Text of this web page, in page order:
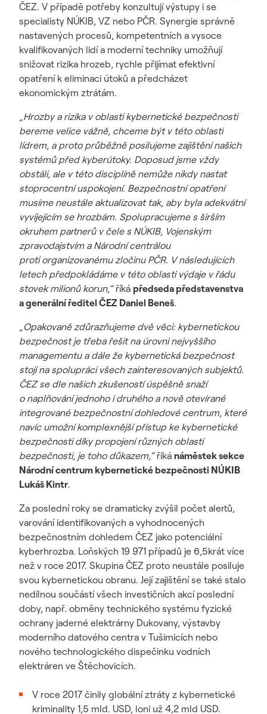
ČEZ. V případě potřeby konzultují výstupy i se
specialisty NÚKIB, VZ nebo PČR. Synergie správně
nastavených procesů, kompetentních a vysoce
kvalifikovaných lidí a moderní techniky umožňují
snižovat rizika hrozeb, rychle přijímat efektivní
opatření k eliminaci útoků a předcházet
ekonomickým ztrátám.
„Hrozby a rizika v oblasti kybernetické bezpečnosti
bereme velice vážně, chceme být v této oblasti
lídrem, a proto průběžně posilujeme zajištění našich
systémů před kyberútoky. Doposud jsme vždy
obstáli, ale v této disciplíně nemůže nikdy nastat
stoprocentní uspokojení. Bezpečnostní opatření
musíme neustále aktualizovat tak, aby byla adekvátní
vyvíjejícím se hrozbám. Spolupracujeme s širším
okruhem partnerů v čele s NÚKIB, Vojenským
zpravodajstvím a Národní centrálou
proti organizovanému zločinu PČR. V následujících
letech předpokládáme v této oblasti výdaje v řádu
stovek milionů korun,“říká předseda představenstva
a generální ředitel ČEZ Daniel Beneš.
„Opakovaně zdůrazňujeme dvě věci: kybernetickou
bezpečnost je třeba řešit na úrovni nejvyššího
managementu a dále že kybernetická bezpečnost
stojí na spolupráci všech zainteresovaných subjektů.
ČEZ se dle našich zkušeností úspěšně snaží
o naplňování jednoho i druhého a nově otevírané
integrované bezpečnostní dohledové centrum, které
navíc umožní komplexnější přístup ke kybernetické
bezpečnosti díky propojení různých oblastí
bezpečnosti, je toho důkazem,“říká náměstek sekce
Národní centrum kybernetické bezpečnosti NÚKIB
Lukáš Kintr.
Za poslední roky se dramaticky zvýšil počet alertů,
varování identifikovaných a vyhodnocených
bezpečnostním dohledem ČEZ jako potenciální
kyberhrozba. Loňských 19 971 případů je 6,5krát více
než v roce 2017. Skupina ČEZ proto neustále posiluje
svou kybernetickou obranu. Její zajištění se také stalo
nedílnou součástí všech investičních akcí poslední
doby, např. obměny technického systému fyzické
ochrany jaderné elektrárny Dukovany, výstavby
moderního datového centra v Tušimicích nebo
nového technologického dispečinku vodních
elektráren ve Štěchovicích.
V roce 2017 činily globální ztráty z kybernetické
kriminality 1,5 mld. USD, loni už 4,2 mld USD.